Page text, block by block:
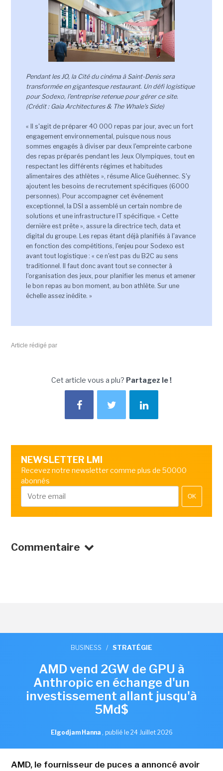
Pendant les JO, la Cité du cinéma à Saint-Denis sera
transformée en gigantesque restaurant. Un défi logistique
pour Sodexo, l'entreprise retenue pour gérer ce site.
(Crédit : Gaia Architectures & The Whale's Side)
« Il s'agit de préparer 40 000 repas par jour, avec un fort
engagement environnemental, puisque nous nous
sommes engagés à diviser par deux l'empreinte carbone
des repas préparés pendant les Jeux Olympiques, tout en
respectant les différents régimes et habitudes
alimentaires des athlètes », résume Alice Guéhennec. S'y
ajoutent les besoins de recrutement spécifiques (6000
personnes). Pour accompagner cet événement
exceptionnel, la DSI a assemblé un certain nombre de
solutions et une infrastructure IT spécifique. « Cette
dernière est prête », assure la directrice tech, data et
digital du groupe. Les repas étant déjà planifiés à l'avance
en fonction des compétitions, l'enjeu pour Sodexo est
avant tout logistique : « ce n'est pas du B2C au sens
traditionnel. Il faut donc avant tout se connecter à
l'organisation des jeux, pour planifier les menus et amener
le bon repas au bon moment, au bon athlète. Sur une
échelle assez inédite. »
Article rédigé par
Cet article vous a plu? Partagez le !
NEWSLETTER LMI
Recevez notre newsletter comme plus de 50000
abonnés
OK
Commentaire
BUSINESS / STRATÉGIE
AMD vend 2GW de GPU à
Anthropic en échange d'un
investissement allant jusqu'à
5Md$
Elgodjam Hanna , publié le 24 Juillet 2026
AMD, le fournisseur de puces a annoncé avoir